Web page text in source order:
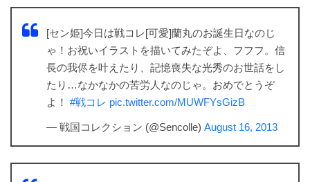
[セン姫]今日は戦コレ[可愛]蘭丸のお誕生日なのじ
ゃ！お祝いイラストを描いてみたぞよ、フフフ。信
長の我侭を叶えたり、記憶喪失な光秀のお世話をし
たり…なかなかの苦労人なのじゃ。おめでとうぞ
よ！ #戦コレ pic.twitter.com/MUWFYsGizB
— 戦国コレクション (@Sencolle) August 16, 2013